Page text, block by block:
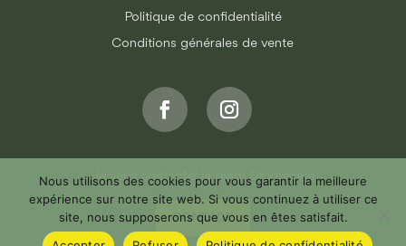
Politique de confidentialité
Conditions générales de vente
Je veux contacter la team Dromazère
CONTACT
Nous utilisons des cookies pour vous garantir la meilleure
expérience sur notre site web. Si vous continuez à utiliser ce
site, nous supposerons que vous en êtes satisfait.